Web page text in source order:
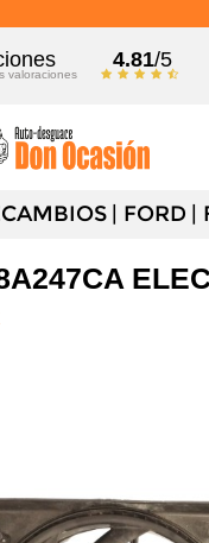
valoraciones
4.81/5
FORD